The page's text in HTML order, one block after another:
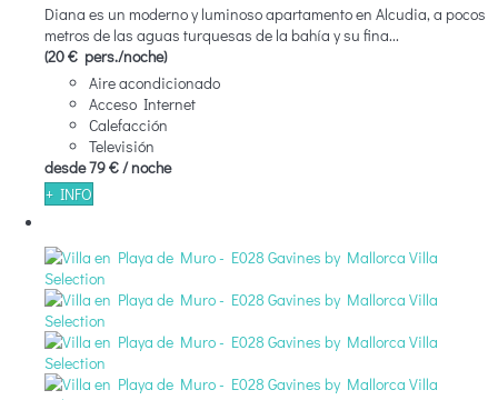
Diana es un moderno y luminoso apartamento en Alcudia, a pocos
metros de las aguas turquesas de la bahía y su fina...
(20 € pers./noche)
Aire acondicionado
Acceso Internet
Calefacción
Televisión
desde79 €/ noche
+ INFO